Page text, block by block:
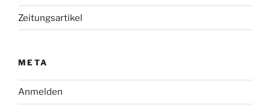
Zeitungsartikel
META
Anmelden